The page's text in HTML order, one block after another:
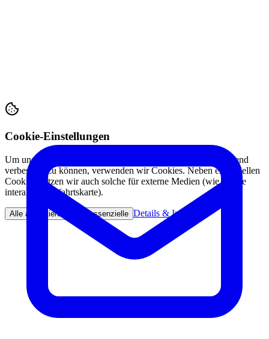
Cookie-Einstellungen
Um unsere Webseite für Sie optimal zu gestalten und fortlaufend
verbessern zu können, verwenden wir Cookies. Neben essenziellen
Cookies nutzen wir auch solche für externe Medien (wie unsere
interaktive Anfahrtskarte).
Alle akzeptieren Nur essenzielle Details & Info